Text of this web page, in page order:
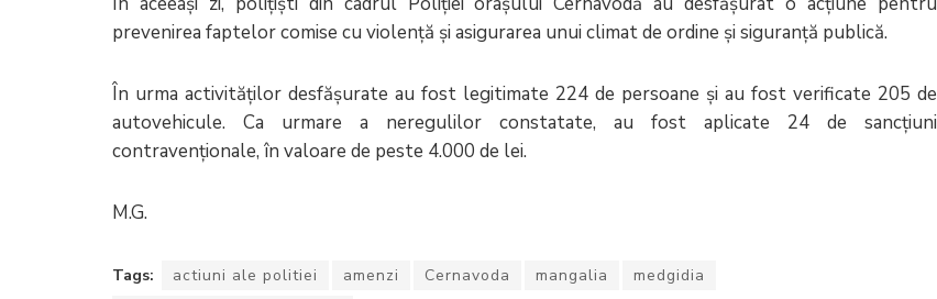
prevenirea faptelor comise cu violență și asigurarea unui climat de ordine și siguranță publică.
În urma activităților desfășurate au fost legitimate 224 de persoane și au fost verificate 205 de
autovehicule. Ca urmare a neregulilor constatate, au fost aplicate 24 de sancțiuni
contravenționale, în valoare de peste 4.000 de lei.
M.G.
Tags: actiuni ale politiei amenzi Cernavoda mangalia
medgidia